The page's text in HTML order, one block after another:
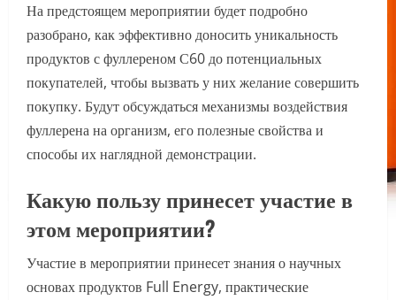
На предстоящем мероприятии будет подробно
разобрано, как эффективно доносить уникальность
продуктов с фуллереном С60 до потенциальных
покупателей, чтобы вызвать у них желание совершить
покупку. Будут обсуждаться механизмы воздействия
фуллерена на организм, его полезные свойства и
способы их наглядной демонстрации.
Какую пользу принесет участие в
этом мероприятии?
Участие в мероприятии принесет знания о научных
основах продуктов Full Energy, практические